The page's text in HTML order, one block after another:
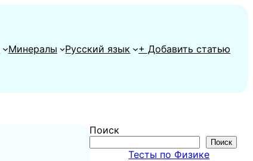
Минералы Русский язык + Добавить статью
Поиск
Поиск
Тесты по Физике